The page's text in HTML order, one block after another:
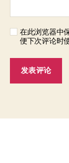
在此浏览器中
便下次评论时